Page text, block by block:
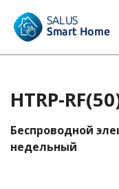
HTRP-
Беспроводной
недельный